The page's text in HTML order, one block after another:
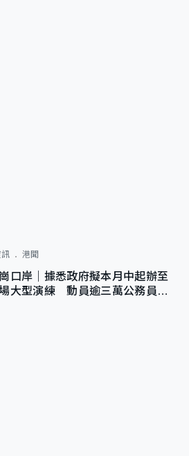
港聞
口岸｜據悉政府擬本月中起辦至
大型演練 動員逾三萬公務員人